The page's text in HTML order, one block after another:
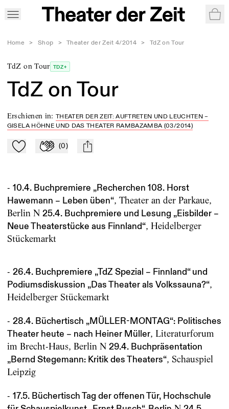
Home > Shop > Theater der Zeit 4/2014 > TdZ on Tour
TdZ on Tour TDZ+
TdZ on Tour
Erschienen in:THEATER DER ZEIT: AUFTRETEN UND LEUCHTEN –
GISELA HÖHNE UND DAS THEATER RAMBAZAMBA (03/2014)
Zu Mein-TdZ hinzufügen
Applaudieren
(0) mail
- 10.4. Buchpremiere „Recherchen 108. Horst
Hawemann – Leben üben“, Theater an der Parkaue,
Berlin N 25.4. Buchpremiere und Lesung „Eisbilder –
Neue Theaterstücke aus Finnland“, Heidelberger
Stückemarkt
- 26.4. Buchpremiere „TdZ Spezial – Finnland“ und
Podiumsdiskussion „Das Theater als Volkssauna?“,
Heidelberger Stückemarkt
- 28.4. Büchertisch „MÜLLER-MONTAG“: Politisches
Theater heute – nach Heiner Müller, Literaturforum
im Brecht-Haus, Berlin N 29.4. Buchpräsentation
„Bernd Stegemann: Kritik des Theaters“, Schauspiel
Leipzig
- 17.5. Büchertisch Tag der offenen Tür, Hochschule